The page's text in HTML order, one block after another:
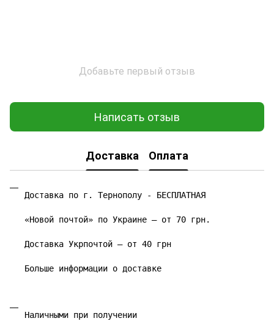
Добавьте первый отзыв
Написать отзыв
Доставка Оплата
Доставка по г. Тернополу - БЕСПЛАТНАЯ
«Новой почтой» по Украине – от 70 грн.
Доставка Укрпочтой – от 40 грн
Больше информации о доставке
Наличными при получении